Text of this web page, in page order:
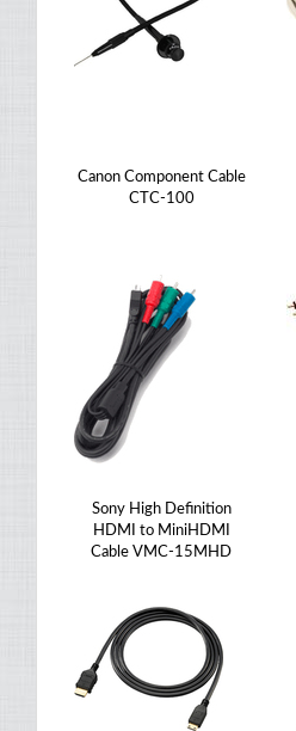
Canon Component Cable
CTC-100
Sony High Definition
HDMI to MiniHDMI
Cable VMC-15MHD